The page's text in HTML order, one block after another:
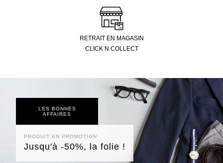
RETRAIT EN MAGASIN
CLICK N COLLECT
LES BONNES
AFFAIRES
PRODUIT EN PROMOTION
Jusqu'à -50%, la folie !